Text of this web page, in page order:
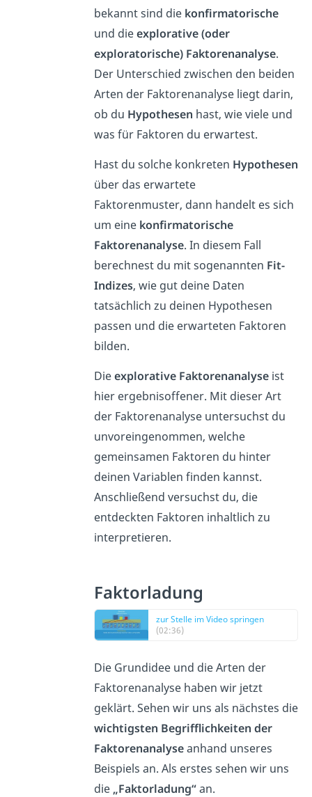
bekannt sind die konfirmatorische
und dieexplorative (oder
exploratorische) Faktorenanalyse.
Der Unterschied zwischen den beiden
Arten der Faktorenanalyse liegt darin,
ob du Hypothesen hast, wie viele und
was für Faktoren du erwartest.
Hast du solche konkreten Hypothesen
über das erwartete
Faktorenmuster, dann handelt es sich
um eine konfirmatorische
Faktorenanalyse. In diesem Fall
berechnest du mit sogenannten Fit-
Indizes, wie gut deine Daten
tatsächlich zu deinen Hypothesen
passen und die erwarteten Faktoren
bilden.
Dieexplorative Faktorenanalyseist
hier ergebnisoffener. Mit dieser Art
der Faktorenanalyse untersuchst du
unvoreingenommen, welche
gemeinsamen Faktoren du hinter
deinen Variablen finden kannst.
Anschließend versuchst du, die
entdeckten Faktoren inhaltlich zu
interpretieren.
Faktorladung
zur Stelle im Video springen
(02:36)
Die Grundidee und die Arten der
Faktorenanalyse haben wir jetzt
geklärt. Sehen wir uns als nächstes die
wichtigsten Begrifflichkeiten der
Faktorenanalyseanhand unseres
Beispiels an. Als erstes sehen wir uns
die„Faktorladung“an.